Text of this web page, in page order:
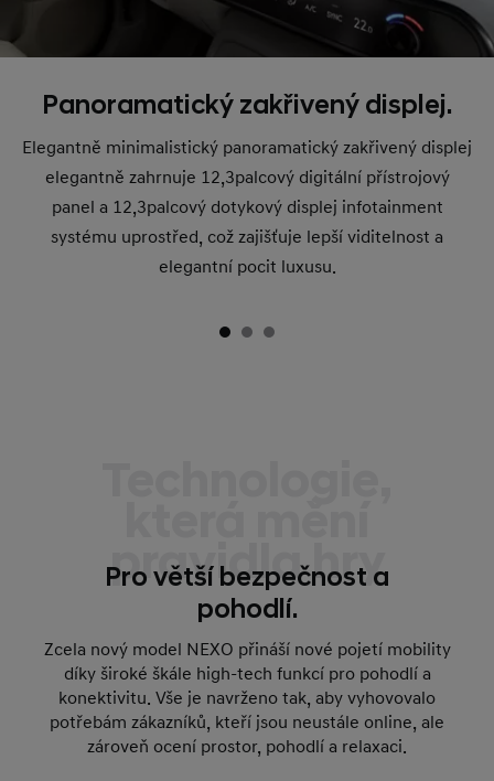
Panoramatický zakřivený displej.
Elegantně minimalistický panoramatický zakřivený displej
elegantně zahrnuje 12,3palcový digitální přístrojový
panel a 12,3palcový dotykový displej infotainment
systému uprostřed, což zajišťuje lepší viditelnost a
elegantní pocit luxusu.
pravidla hry
Pro větší bezpečnost a
pohodlí.
Zcela nový model NEXO přináší nové pojetí mobility
díky široké škále high-tech funkcí pro pohodlí a
konektivitu. Vše je navrženo tak, aby vyhovovalo
potřebám zákazníků, kteří jsou neustále online, ale
zároveň ocení prostor, pohodlí a relaxaci.